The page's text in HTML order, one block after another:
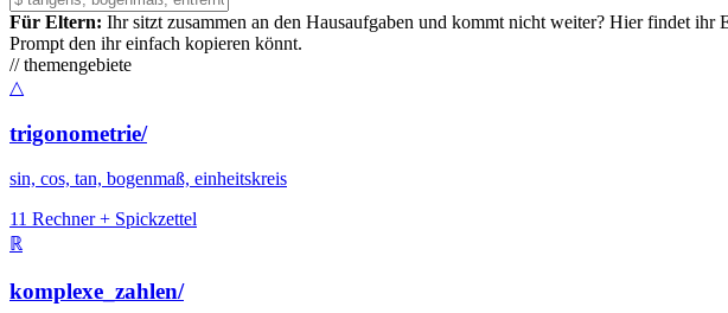
Für Eltern: Ihr sitzt zusammen an den Hausaufgaben und kommt nicht weiter? Hier findet
Prompt den ihr einfach kopieren könnt.
// themengebiete
△
trigonometrie/
sin, cos, tan, bogenmaß, einheitskreis
11 Rechner + Spickzettel
ℝ
komplexe_zahlen/